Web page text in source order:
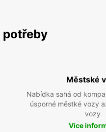
potřeby
Městské
Nabídka sahá od
úsporné městké vozy
vozy
Více